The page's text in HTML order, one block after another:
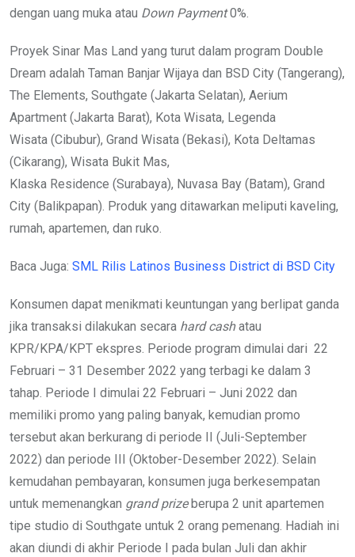
dengan uang muka atau Down Payment0%.
Proyek Sinar Mas Land yang turut dalam program Double
Dream adalah Taman Banjar Wijaya dan BSD City (Tangerang),
The Elements, Southgate (Jakarta Selatan), Aerium
Apartment (Jakarta Barat), Kota Wisata, Legenda
Wisata (Cibubur)​, Grand Wisata (Bekasi), Kota Deltamas
(Cikarang), Wisata Bukit Mas,
Klaska Residence (Surabaya), Nuvasa Bay (Batam)​, Grand
City (Balikpapan). Produk yang ditawarkan meliputi kaveling,
rumah, apartemen, dan ruko.
Baca Juga: SML Rilis Latinos Business District di BSD City
Konsumen dapat menikmati keuntungan yang berlipat ganda
jika transaksi dilakukan secara hard cashatau
KPR/KPA/KPT ekspres. Periode program dimulai dari 22
Februari – 31 Desember 2022 yang terbagi ke dalam 3
tahap. Periode I dimulai 22 Februari – Juni 2022 dan
memiliki promo yang paling banyak, kemudian promo
tersebut akan berkurang di periode II (Juli-September
2022) dan periode III (Oktober-Desember 2022). Selain
kemudahan pembayaran, konsumen juga berkesempatan
untuk memenangkan grand prizeberupa 2 unit apartemen
tipe studio di Southgate untuk 2 orang pemenang. Hadiah ini
akan diundi di akhir Periode I pada bulan Juli dan akhir